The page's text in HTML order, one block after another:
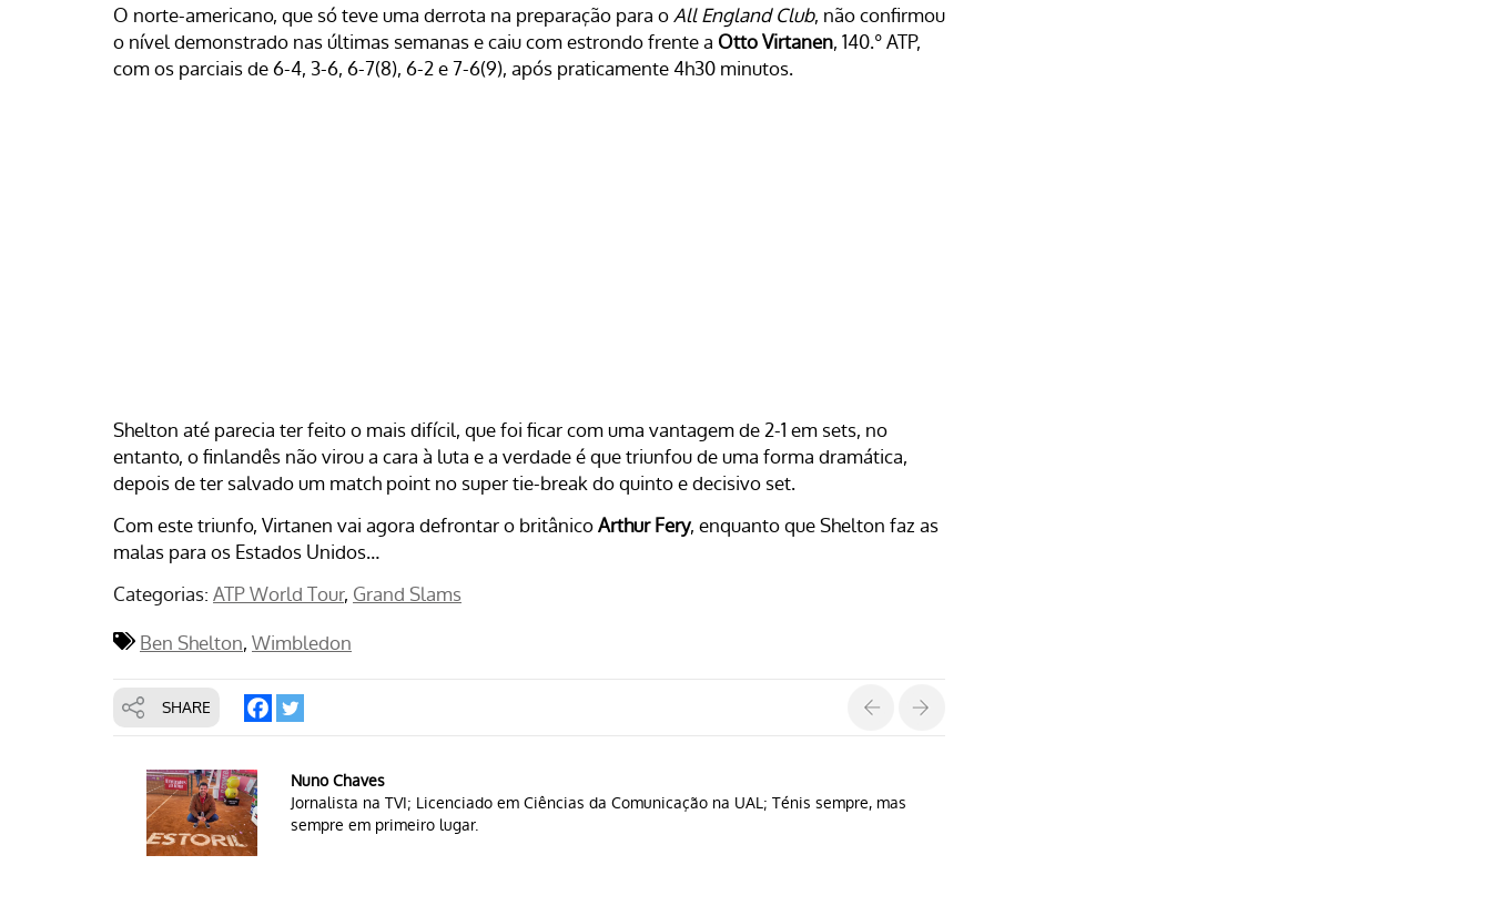
O norte-americano, que só teve uma derrota na preparação para oAll England Club, não confirmou
o nível demonstrado nas últimas semanas e caiu com estrondo frente a Otto Virtanen, 140.º ATP,
com os parciais de 6-4, 3-6, 6-7(8), 6-2 e 7-6(9), após praticamente 4h30 minutos.
Shelton até parecia ter feito o mais difícil, que foi ficar com uma vantagem de 2-1 em sets, no
entanto, o finlandês não virou a cara à luta e a verdade é que triunfou de uma forma dramática,
depois de ter salvado um match point no super tie-break do quinto e decisivo set.
Com este triunfo, Virtanen vai agora defrontar o britânicoArthur Fery, enquanto que Shelton faz as
malas para os Estados Unidos…
Categorias: ATP World Tour Grand Slams
Ben Shelton Wimbledon
SHARE
Nuno Chaves
Jornalista na TVI; Licenciado em Ciências da Comunicação na UAL; Ténis sempre, mas
sempre em primeiro lugar.